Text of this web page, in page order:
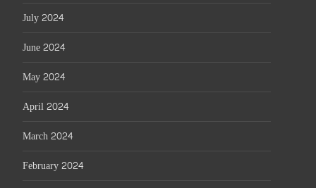
July 2024
June 2024
May 2024
April 2024
March 2024
February 2024